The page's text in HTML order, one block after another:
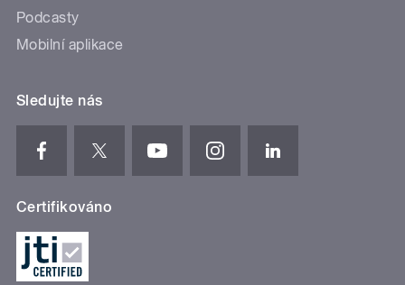
Podcasty
Mobilní aplikace
Sledujte nás
Certifikováno